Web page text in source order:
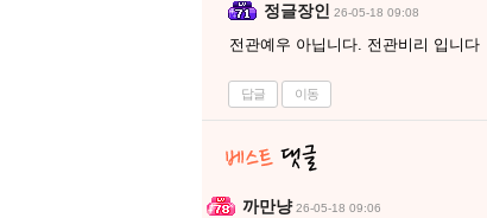
정글장인 26-05-18 09:08
전관예우 아닙니다. 전관비리 입니다
답글 이동
까만냥 26-05-18 09:06